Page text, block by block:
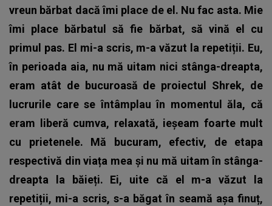
vreun bărbat dacă îmi place de el. Nu fac asta. Mie
îmi place bărbatul să fie bărbat, să vină el cu
primul pas. El mi-a scris, m-a văzut la repetiții. Eu,
în perioada aia, nu mă uitam nici stânga-dreapta,
eram atât de bucuroasă de proiectul Shrek, de
lucrurile care se întâmplau în momentul ăla, că
eram liberă cumva, relaxată, ieșeam foarte mult
cu prietenele. Mă bucuram, efectiv, de etapa
respectivă din viața mea și nu mă uitam în stânga-
dreapta la băieți. Ei, uite că el m-a văzut la
repetiții, mi-a scris, s-a băgat în seamă așa finuț,